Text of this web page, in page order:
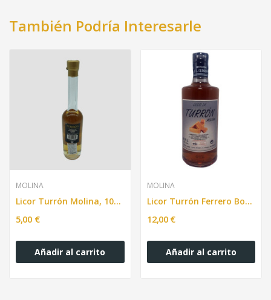
También Podría Interesarle
MOLINA
Licor Turrón Molina, 100 ml.
5,00 €
Añadir al carrito
MOLINA
Licor Turrón Ferrero Bot.700 ml.
12,00 €
Añadir al carrito